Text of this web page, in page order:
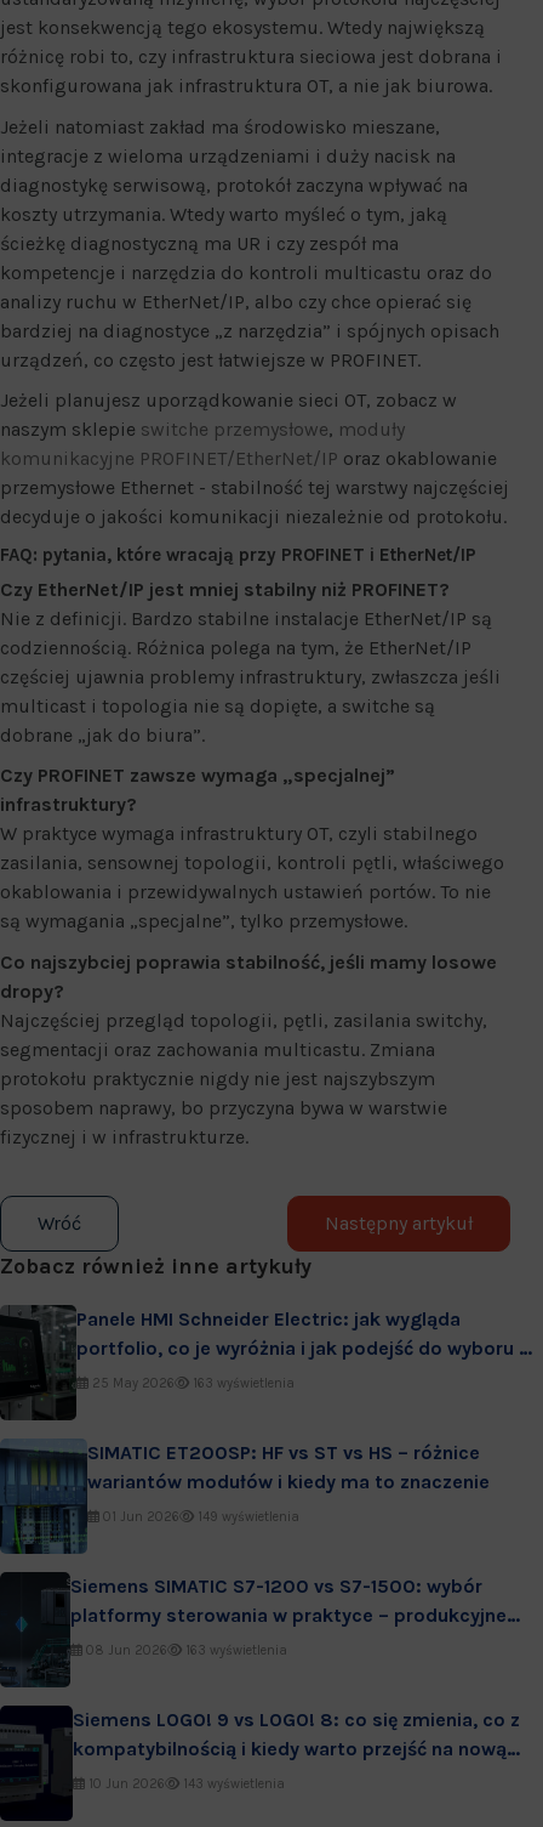
jest konsekwencją tego ekosystemu. Wtedy największą
różnicę robi to, czy infrastruktura sieciowa jest dobrana i
skonfigurowana jak infrastruktura OT, a nie jak biurowa.
Jeżeli natomiast zakład ma środowisko mieszane,
integracje z wieloma urządzeniami i duży nacisk na
diagnostykę serwisową, protokół zaczyna wpływać na
koszty utrzymania. Wtedy warto myśleć o tym, jaką
ścieżkę diagnostyczną ma UR i czy zespół ma
kompetencje i narzędzia do kontroli multicastu oraz do
analizy ruchu w EtherNet/IP, albo czy chce opierać się
bardziej na diagnostyce „z narzędzia” i spójnych opisach
urządzeń, co często jest łatwiejsze w PROFINET.
Jeżeli planujesz uporządkowanie sieci OT, zobacz w
naszym sklepie switche przemysłowe, moduły
komunikacyjne PROFINET/EtherNet/IP oraz okablowanie
przemysłowe Ethernet - stabilność tej warstwy najczęściej
decyduje o jakości komunikacji niezależnie od protokołu.
FAQ: pytania, które wracają przy PROFINET i EtherNet/IP
Czy EtherNet/IP jest mniej stabilny niż PROFINET?
Nie z definicji. Bardzo stabilne instalacje EtherNet/IP są
codziennością. Różnica polega na tym, że EtherNet/IP
częściej ujawnia problemy infrastruktury, zwłaszcza jeśli
multicast i topologia nie są dopięte, a switche są
dobrane „jak do biura”.
Czy PROFINET zawsze wymaga „specjalnej”
infrastruktury?
W praktyce wymaga infrastruktury OT, czyli stabilnego
zasilania, sensownej topologii, kontroli pętli, właściwego
okablowania i przewidywalnych ustawień portów. To nie
są wymagania „specjalne”, tylko przemysłowe.
Co najszybciej poprawia stabilność, jeśli mamy losowe
dropy?
Najczęściej przegląd topologii, pętli, zasilania switchy,
segmentacji oraz zachowania multicastu. Zmiana
protokołu praktycznie nigdy nie jest najszybszym
sposobem naprawy, bo przyczyna bywa w warstwie
fizycznej i w infrastrukturze.
Wróć Następny artykuł
Zobacz również inne artykuły
Panele HMI Schneider Electric: jak wygląda
portfolio, co je wyróżnia i jak podejść do wyboru w
praktyce
25 May 2026 163 wyświetlenia
SIMATIC ET200SP: HF vs ST vs HS – różnice
wariantów modułów i kiedy ma to znaczenie
01 Jun 2026 149 wyświetlenia
Siemens SIMATIC S7-1200 vs S7-1500: wybór
platformy sterowania w praktyce – produkcyjne
wdrożenia i serwis
08 Jun 2026 163 wyświetlenia
Siemens LOGO! 9 vs LOGO! 8: co się zmienia, co z
kompatybilnością i kiedy warto przejść na nową
generację
10 Jun 2026 143 wyświetlenia